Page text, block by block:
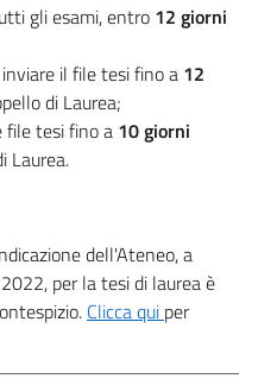
gli esami, entro 12 giorni
il file tesi fino a 12
di Laurea;
file tesi fino a 10 giorni
Laurea.
dell'Ateneo, a
per la tesi di laurea è
Clicca qui per